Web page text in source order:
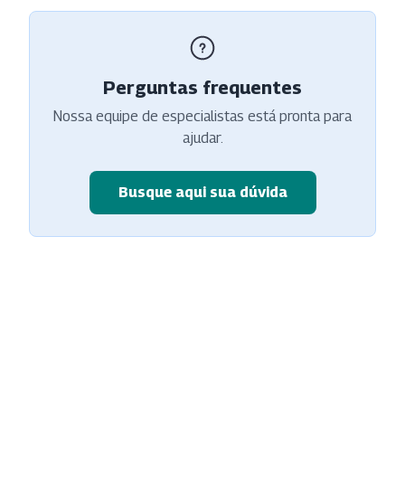
Perguntas frequentes
Nossa equipe de especialistas está pronta para
ajudar.
Busque aqui sua dúvida